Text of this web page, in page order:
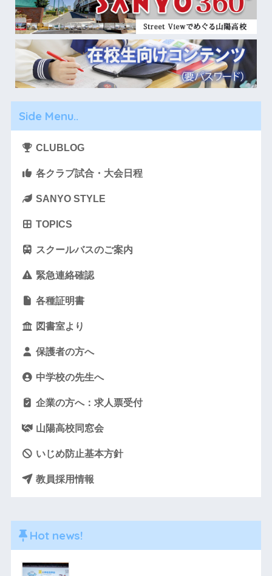
Side Menu..
CLUBLOG
各クラブ試合・大会日程
SANYO STYLE
TOPICS
スクールバスのご案内
緊急連絡確認
各種証明書
図書室より
保護者の方へ
中学校の先生へ
企業の方へ：求人票受付
山陽高校同窓会
いじめ防止基本方針
教員採用情報
Hot news!